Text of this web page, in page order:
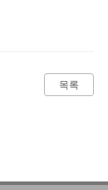
목록